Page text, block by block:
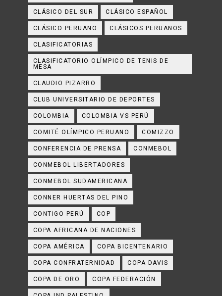
CLÁSICO DEL SUR CLÁSICO ESPAÑOL
CLÁSICO PERUANO CLÁSICOS PERUANOS
CLASIFICATORIAS
CLASIFICATORIO OLÍMPICO DE TENIS DE
MESA
CLAUDIO PIZARRO
CLUB UNIVERSITARIO DE DEPORTES
COLOMBIA COLOMBIA VS PERÚ
COMITÉ OLÍMPICO PERUANO COMIZZO
CONFERENCIA DE PRENSA CONMEBOL
CONMEBOL LIBERTADORES
CONMEBOL SUDAMERICANA
CONNER HUERTAS DEL PINO
CONTIGO PERÚ COP
COPA AFRICANA DE NACIONES
COPA AMÉRICA COPA BICENTENARIO
COPA CONFRATERNIDAD COPA DAVIS
COPA DE ORO COPA FEDERACIÓN